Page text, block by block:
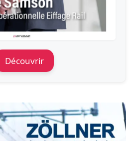
Découvrir